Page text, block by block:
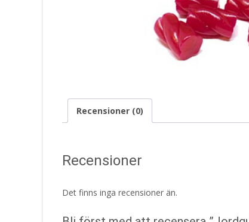
Recensioner (0)
Recensioner
Det finns inga recensioner än.